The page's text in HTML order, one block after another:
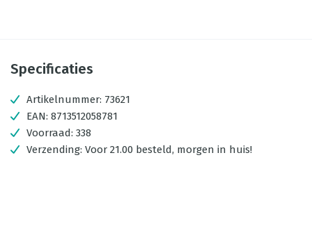
Specificaties
Artikelnummer: 73621
EAN: 8713512058781
Voorraad: 338
Verzending: Voor 21.00 besteld, morgen in huis!